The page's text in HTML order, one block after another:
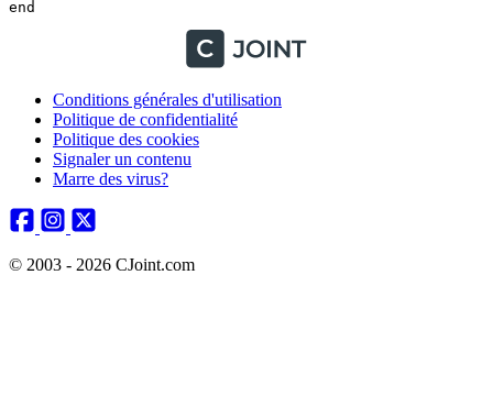
Conditions générales d'utilisation
Politique de confidentialité
Politique des cookies
Signaler un contenu
Marre des virus?
© 2003 - 2026 CJoint.com